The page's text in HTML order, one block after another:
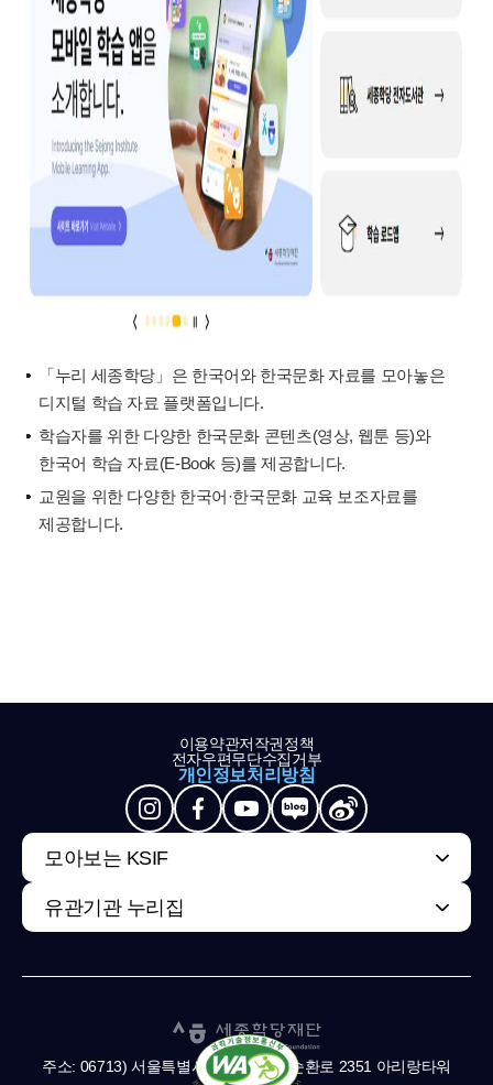
「누리 세종학당」은 한국어와 한국문화 자료를 모아놓은
디지털 학습 자료 플랫폼입니다.
학습자를 위한 다양한 한국문화 콘텐츠(영상, 웹툰 등)와
한국어 학습 자료(E-Book 등)를 제공합니다.
교원을 위한 다양한 한국어·한국문화 교육 보조자료를
제공합니다.
이용약관저작권정책
전자우편무단수집거부
개인정보처리방침
모아보는 KSIF
유관기관 누리집
주소: 06713) 서울특별시 서초구 남부순환로 2351 아리랑타워